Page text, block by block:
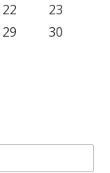
22
23
29
30